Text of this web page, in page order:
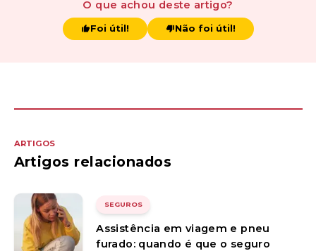
O que achou deste artigo?
Foi útil! Não foi útil!
ARTIGOS
Artigos relacionados
SEGUROS
Assistência em viagem e pneu
furado: quando é que o seguro